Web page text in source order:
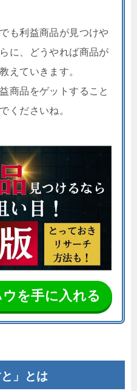
も利益商品が見つけや
に、どうやれば商品が
えていきます。
商品をゲットすること
くださいね。
を手に入れる
」とは